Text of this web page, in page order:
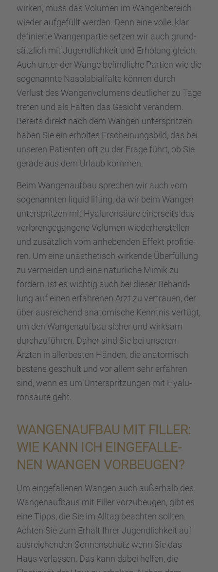
wirken, muss das Volumen im Wangen­be­reich
wieder aufge­füllt werden. Denn eine volle, klar
definierte Wangen­par­tie setzen wir auch grund­
sätz­lich mit Jugend­lich­keit und Erholung gleich.
Auch unter der Wange befind­li­che Partien wie die
sogenannte Nasola­bi­al­falte können durch
Verlust des Wangen­vo­lu­mens deutli­cher zu Tage
treten und als Falten das Gesicht verän­dern.
Bereits direkt nach dem Wangen unter­sprit­zen
haben Sie ein erhol­tes Erschei­nungs­bild, das bei
unseren Patien­ten oft zu der Frage führt, ob Sie
gerade aus dem Urlaub kommen.
Beim Wangen­auf­bau sprechen wir auch vom
sogenann­ten liquid lifting, da wir beim Wangen
unter­sprit­zen mit Hyalu­ron­säure einer­seits das
verlo­ren­ge­gan­gene Volumen wieder­her­stel­len
und zusätz­lich vom anheben­den Effekt profi­tie­
ren. Um eine unästhe­tisch wirkende Überfül­lung
zu vermei­den und eine natür­li­che Mimik zu
fördern, ist es wichtig auch bei dieser Behand­
lung auf einen erfah­re­nen Arzt zu vertrauen, der
über ausrei­chend anato­mi­sche Kennt­nis verfügt,
um den Wangen­auf­bau sicher und wirksam
durch­zu­füh­ren. Daher sind Sie bei unseren
Ärzten in aller­bes­ten Händen, die anato­misch
bestens geschult und vor allem sehr erfah­ren
sind, wenn es um Unter­sprit­zun­gen mit Hyalu­
ron­säure geht.
WANGEN­AUF­BAU MIT FILLER:
WIE KANN ICH EINGE­FAL­LE­
NEN WANGEN VORBEU­GEN?
Um einge­fal­le­nen Wangen auch außer­halb des
Wangen­auf­baus mit Filler vorzu­beu­gen, gibt es
eine Tipps, die Sie im Alltag beach­ten sollten.
Achten Sie zum Erhalt Ihrer Jugend­lich­keit auf
ausrei­chen­den Sonnen­schutz wenn Sie das
Haus verlas­sen. Das kann dabei helfen, die